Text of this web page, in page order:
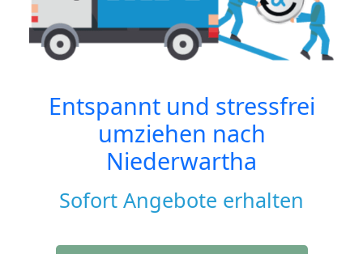
Entspannt und stressfrei
umziehen nach
Niederwartha
Sofort Angebote erhalten